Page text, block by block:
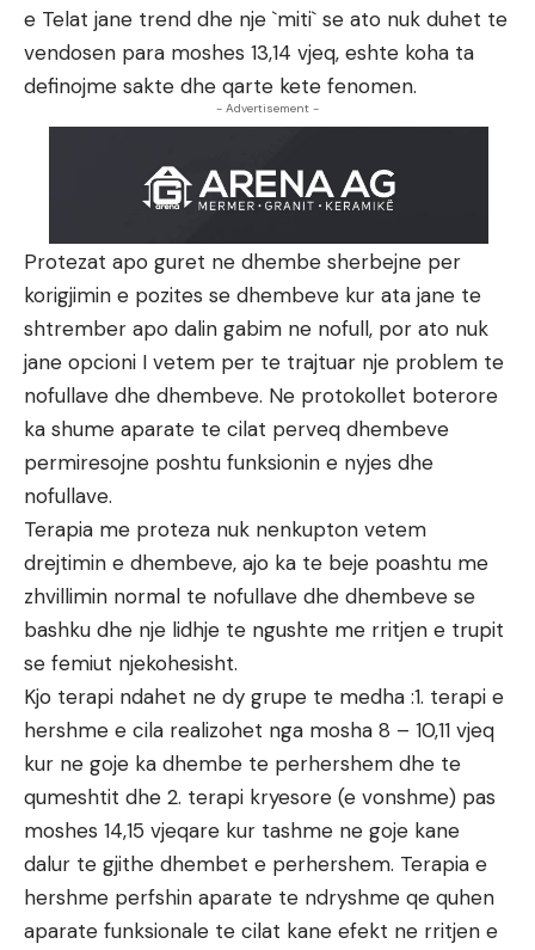
e Telat jane trend dhe nje `miti` se ato nuk duhet te
vendosen para moshes 13,14 vjeq, eshte koha ta
definojme sakte dhe qarte kete fenomen.
- Advertisement -
Protezat apo guret ne dhembe sherbejne per
korigjimin e pozites se dhembeve kur ata jane te
shtrember apo dalin gabim ne nofull, por ato nuk
jane opcioni I vetem per te trajtuar nje problem te
nofullave dhe dhembeve. Ne protokollet boterore
ka shume aparate te cilat perveq dhembeve
permiresojne poshtu funksionin e nyjes dhe
nofullave.
Terapia me proteza nuk nenkupton vetem
drejtimin e dhembeve, ajo ka te beje poashtu me
zhvillimin normal te nofullave dhe dhembeve se
bashku dhe nje lidhje te ngushte me rritjen e trupit
se femiut njekohesisht.
Kjo terapi ndahet ne dy grupe te medha :1. terapi e
hershme e cila realizohet nga mosha 8 – 10,11 vjeq
kur ne goje ka dhembe te perhershem dhe te
qumeshtit dhe 2. terapi kryesore (e vonshme) pas
moshes 14,15 vjeqare kur tashme ne goje kane
dalur te gjithe dhembet e perhershem. Terapia e
hershme perfshin aparate te ndryshme qe quhen
aparate funksionale te cilat kane efekt ne rritjen e